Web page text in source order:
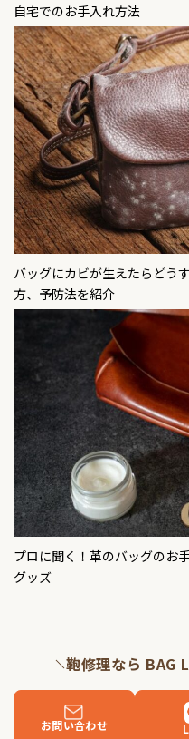
自宅でのお手入れ方法
バッグにカビが生えたらどう
方、予防法を紹介
プロに聞く！革のバッグのお
グッズ
鞄修理なら BAG
お問い合わせ